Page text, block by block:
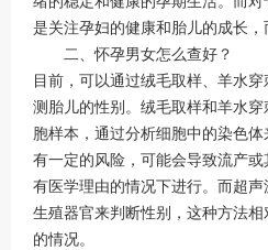
是关注孕妇的健康和胎儿的成长，
二、怀孕男女怎么查好？
目前，可以通过绒毛取样、羊水
测胎儿的性别。绒毛取样和羊水
胞样本，通过分析细胞中的染色
有一定的风险，可能会导致流产
有医学理由的情况下进行。而超
生殖器官来判断性别，这种方法
的情况。